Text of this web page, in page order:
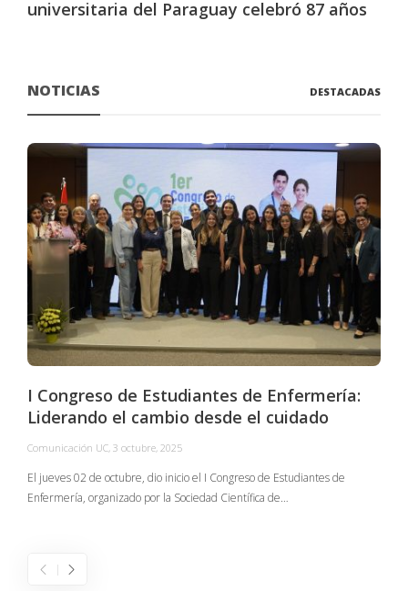
universitaria del Paraguay celebró 87 años
NOTICIAS DESTACADAS
I Congreso de Estudiantes de Enfermería:
Liderando el cambio desde el cuidado
Comunicación UC, 3 octubre, 2025
El jueves 02 de octubre, dio inicio el I Congreso de Estudiantes de
Enfermería, organizado por la Sociedad Científica de…